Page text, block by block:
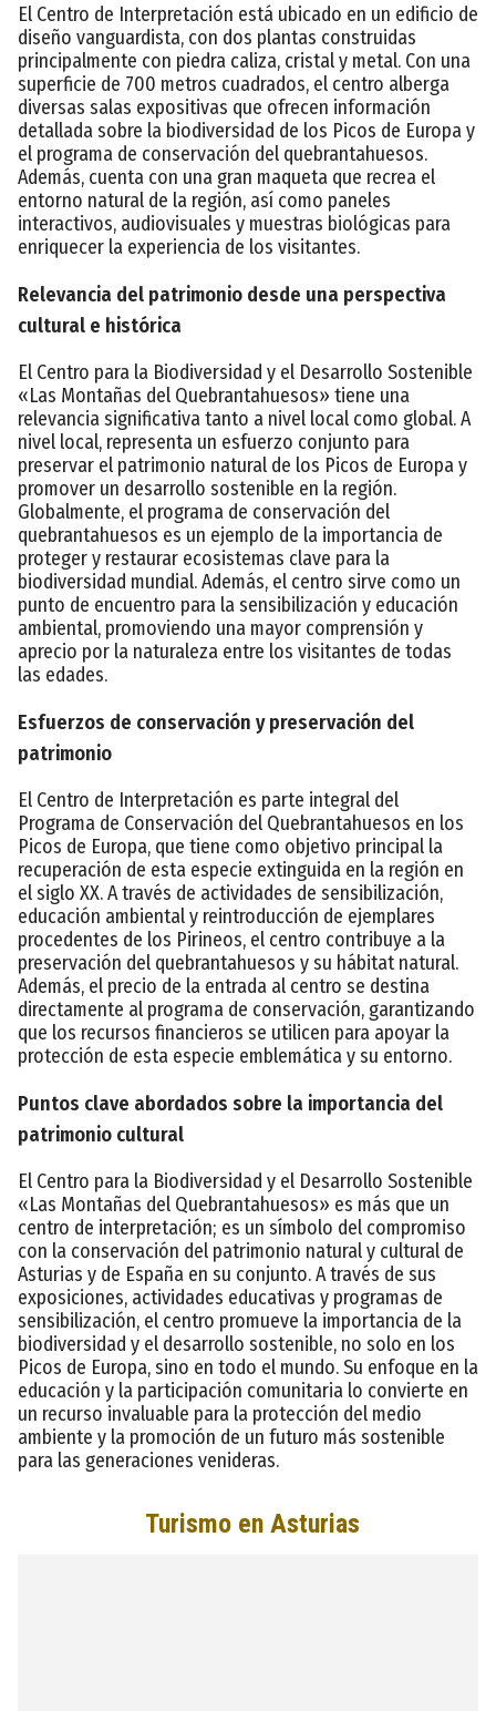
El Centro de Interpretación está ubicado en un edificio de
diseño vanguardista, con dos plantas construidas
principalmente con piedra caliza, cristal y metal. Con una
superficie de 700 metros cuadrados, el centro alberga
diversas salas expositivas que ofrecen información
detallada sobre la biodiversidad de los Picos de Europa y
el programa de conservación del quebrantahuesos.
Además, cuenta con una gran maqueta que recrea el
entorno natural de la región, así como paneles
interactivos, audiovisuales y muestras biológicas para
enriquecer la experiencia de los visitantes.
Relevancia del patrimonio desde una perspectiva
cultural e histórica
El Centro para la Biodiversidad y el Desarrollo Sostenible
«Las Montañas del Quebrantahuesos» tiene una
relevancia significativa tanto a nivel local como global. A
nivel local, representa un esfuerzo conjunto para
preservar el patrimonio natural de los Picos de Europa y
promover un desarrollo sostenible en la región.
Globalmente, el programa de conservación del
quebrantahuesos es un ejemplo de la importancia de
proteger y restaurar ecosistemas clave para la
biodiversidad mundial. Además, el centro sirve como un
punto de encuentro para la sensibilización y educación
ambiental, promoviendo una mayor comprensión y
aprecio por la naturaleza entre los visitantes de todas
las edades.
Esfuerzos de conservación y preservación del
patrimonio
El Centro de Interpretación es parte integral del
Programa de Conservación del Quebrantahuesos en los
Picos de Europa, que tiene como objetivo principal la
recuperación de esta especie extinguida en la región en
el siglo XX. A través de actividades de sensibilización,
educación ambiental y reintroducción de ejemplares
procedentes de los Pirineos, el centro contribuye a la
preservación del quebrantahuesos y su hábitat natural.
Además, el precio de la entrada al centro se destina
directamente al programa de conservación, garantizando
que los recursos financieros se utilicen para apoyar la
protección de esta especie emblemática y su entorno.
Puntos clave abordados sobre la importancia del
patrimonio cultural
El Centro para la Biodiversidad y el Desarrollo Sostenible
«Las Montañas del Quebrantahuesos» es más que un
centro de interpretación; es un símbolo del compromiso
con la conservación del patrimonio natural y cultural de
Asturias y de España en su conjunto. A través de sus
exposiciones, actividades educativas y programas de
sensibilización, el centro promueve la importancia de la
biodiversidad y el desarrollo sostenible, no solo en los
Picos de Europa, sino en todo el mundo. Su enfoque en la
educación y la participación comunitaria lo convierte en
un recurso invaluable para la protección del medio
ambiente y la promoción de un futuro más sostenible
para las generaciones venideras.